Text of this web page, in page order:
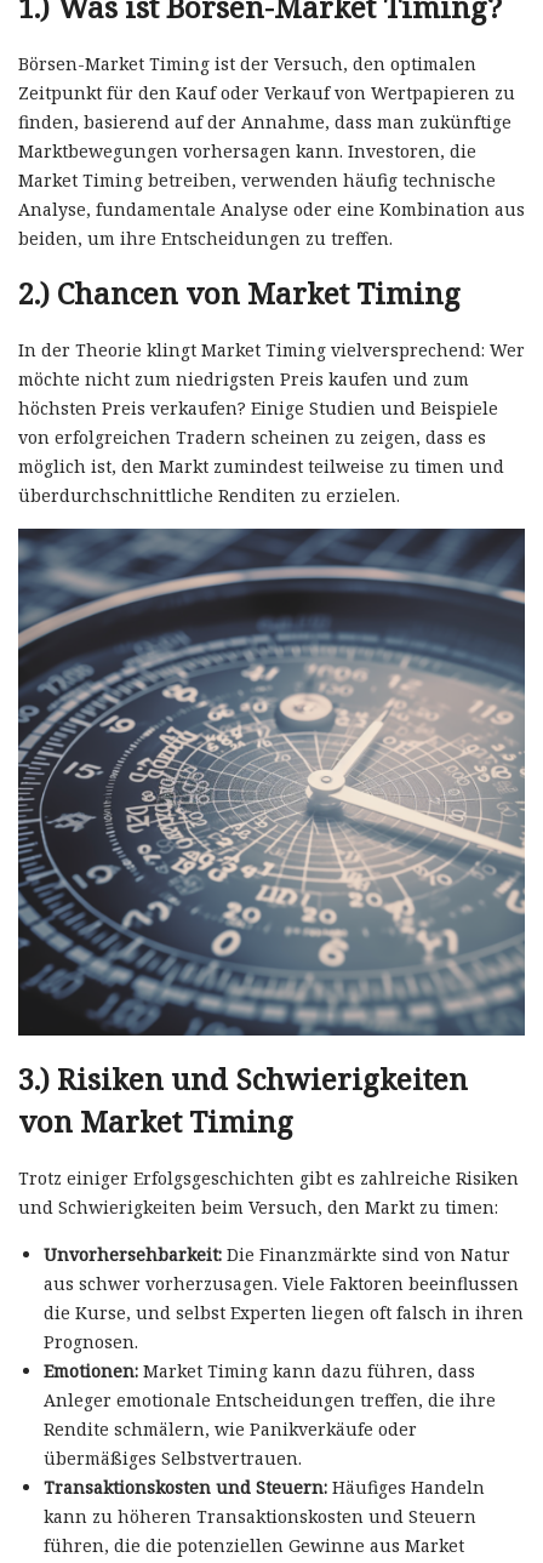
Börsen-Market Timing ist der Versuch, den optimalen
Zeitpunkt für den Kauf oder Verkauf von Wertpapieren zu
finden, basierend auf der Annahme, dass man zukünftige
Marktbewegungen vorhersagen kann. Investoren, die
Market Timing betreiben, verwenden häufig technische
Analyse, fundamentale Analyse oder eine Kombination aus
beiden, um ihre Entscheidungen zu treffen.
2.) Chancen von Market Timing
In der Theorie klingt Market Timing vielversprechend: Wer
möchte nicht zum niedrigsten Preis kaufen und zum
höchsten Preis verkaufen? Einige Studien und Beispiele
von erfolgreichen Tradern scheinen zu zeigen, dass es
möglich ist, den Markt zumindest teilweise zu timen und
überdurchschnittliche Renditen zu erzielen.
3.) Risiken und Schwierigkeiten
von Market Timing
Trotz einiger Erfolgsgeschichten gibt es zahlreiche Risiken
und Schwierigkeiten beim Versuch, den Markt zu timen:
Unvorhersehbarkeit:Die Finanzmärkte sind von Natur
aus schwer vorherzusagen. Viele Faktoren beeinflussen
die Kurse, und selbst Experten liegen oft falsch in ihren
Prognosen.
Emotionen: Market Timing kann dazu führen, dass
Anleger emotionale Entscheidungen treffen, die ihre
Rendite schmälern, wie Panikverkäufe oder
übermäßiges Selbstvertrauen.
Transaktionskosten und Steuern: Häufiges Handeln
kann zu höheren Transaktionskosten und Steuern
führen, die die potenziellen Gewinne aus Market